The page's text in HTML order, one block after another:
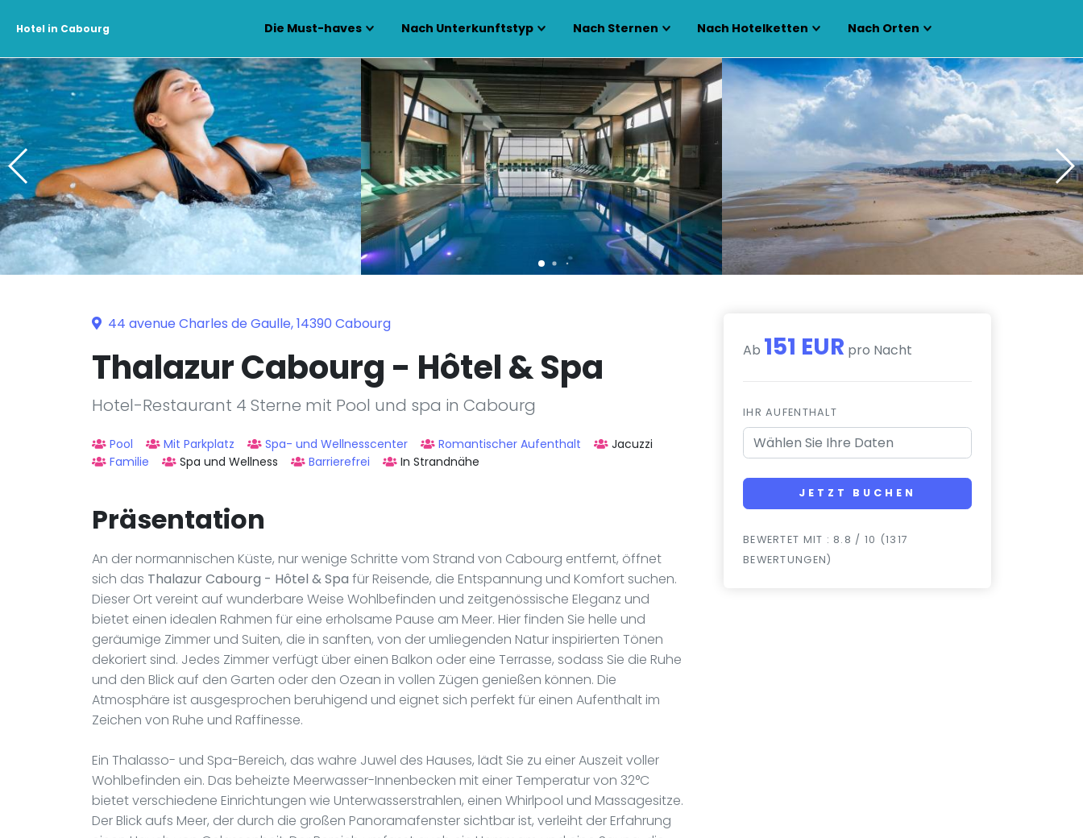
Hotel in Cabourg Die Must-haves Nach Unterkunftstyp Nach Sternen Nach Hotelketten Nach Orten
44 avenue Charles de Gaulle, 14390 Cabourg
Thalazur Cabourg - Hôtel & Spa
Hotel-Restaurant 4 Sterne mit Pool und spa in Cabourg
Pool Mit Parkplatz Spa- und Wellnesscenter Romantischer Aufenthalt
Jacuzzi
Familie
Spa und Wellness Barrierefrei In Strandnähe
Präsentation
An der normannischen Küste, nur wenige Schritte vom Strand von Cabourg entfernt, öffnet
sich das Thalazur Cabourg - Hôtel & Spa für Reisende, die Entspannung und Komfort suchen.
Dieser Ort vereint auf wunderbare Weise Wohlbefinden und zeitgenössische Eleganz und
bietet einen idealen Rahmen für eine erholsame Pause am Meer. Hier finden Sie helle und
geräumige Zimmer und Suiten, die in sanften, von der umliegenden Natur inspirierten Tönen
dekoriert sind. Jedes Zimmer verfügt über einen Balkon oder eine Terrasse, sodass Sie die Ruhe
und den Blick auf den Garten oder den Ozean in vollen Zügen genießen können. Die
Atmosphäre ist ausgesprochen beruhigend und eignet sich perfekt für einen Aufenthalt im
Zeichen von Ruhe und Raffinesse.
Ein Thalasso- und Spa-Bereich, das wahre Juwel des Hauses, lädt Sie zu einer Auszeit voller
Wohlbefinden ein. Das beheizte Meerwasser-Innenbecken mit einer Temperatur von 32°C
bietet verschiedene Einrichtungen wie Unterwasserstrahlen, einen Whirlpool und Massagesitze.
Der Blick aufs Meer, der durch die großen Panoramafenster sichtbar ist, verleiht der Erfahrung
Ab 151 EUR pro Nacht
IHR AUFENTHALT
JETZT BUCHEN
BEWERTET MIT : 8.8 / 10 (1317
BEWERTUNGEN)